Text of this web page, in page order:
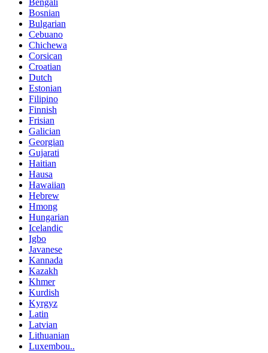
Bosnian
Bulgarian
Cebuano
Chichewa
Corsican
Croatian
Dutch
Estonian
Filipino
Finnish
Frisian
Galician
Georgian
Gujarati
Haitian
Hausa
Hawaiian
Hebrew
Hmong
Hungarian
Icelandic
Igbo
Javanese
Kannada
Kazakh
Khmer
Kurdish
Kyrgyz
Latin
Latvian
Lithuanian
Luxembou..